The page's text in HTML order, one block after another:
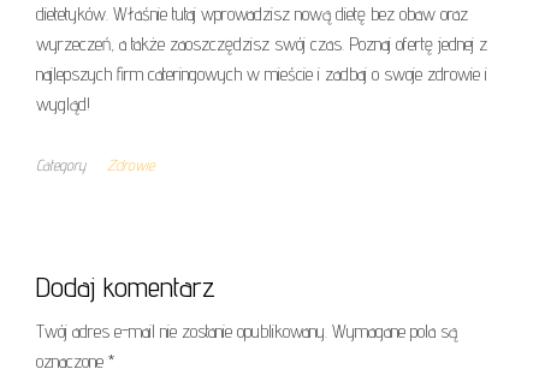
dietetyków. Właśnie tutaj wprowadzisz nową dietę bez obaw oraz
wyrzeczeń, a także zaoszczędzisz swój czas. Poznaj ofertę jednej z
najlepszych firm cateringowych w mieście i zadbaj o swoje zdrowie i
wygląd!
Category Zdrowie
Dodaj komentarz
Twój adres e-mail nie zostanie opublikowany. Wymagane pola są
oznaczone *